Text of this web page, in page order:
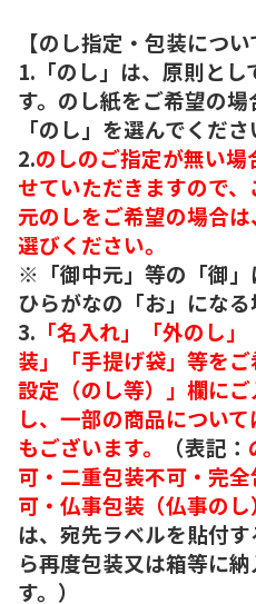
【のし指定・包装につい
1.「のし」は、原則とし
す。のし紙をご希望の
「のし」を選んでくださ
2.のしのご指定が無い
せていただきますので
元のしをご希望の場合
選びください。
※「御中元」等の「御」
ひらがなの「お」になる
3. 「名入れ」「外のし
装」「手提げ袋」等を
設定（のし等）」欄に
し、一部の商品につい
もございます。
（表記：
可・二重包装不可・完
可・仏事包装（仏事のし
は、宛先ラベルを貼付
ら再度包装又は箱等に
す。）